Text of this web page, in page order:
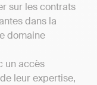
sur les contrats
dans la
domaine
un accès
leur expertise,